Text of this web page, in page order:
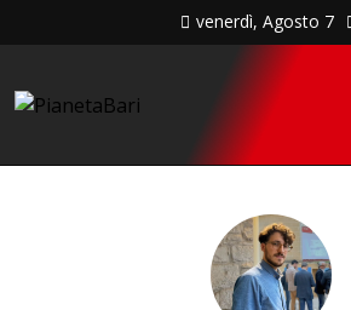
venerdì, Agosto 7